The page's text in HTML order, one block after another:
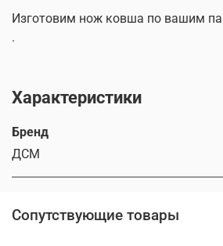
Изготовим нож ковша по вашим
.
Характеристики
Бренд
ДСМ
Сопутствующие товары